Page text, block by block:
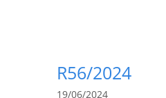
R56/2024
19/06/2024